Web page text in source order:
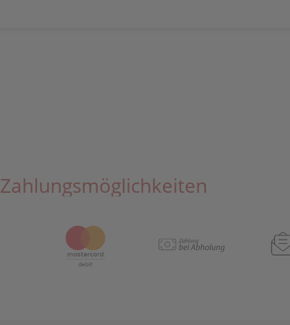
Zahlungsmöglichkeiten